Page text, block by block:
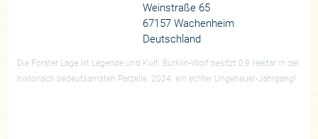
Weinstraße 65
67157 Wachenheim
Deutschland
Die Forster Lage ist Legende und Kult. Bürklin-Wolf besitzt 0,9 Hektar in der
historisch bedeutsamsten Parzelle. 2024: ein echter Ungeheuer-Jahrgang!